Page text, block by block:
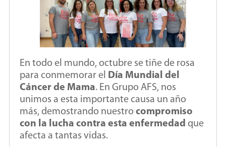
En todo el mundo, octubre se tiñe de rosa
para conmemorar el Día Mundial del
Cáncer de Mama. En Grupo AFS, nos
unimos a esta importante causa un año
más, demostrando nuestro compromiso
con la lucha contra esta enfermedad que
afecta a tantas vidas.